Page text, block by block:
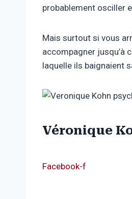
probablement osciller
Mais surtout si vous
accompagner jusqu’à
laquelle ils baignaient
Véronique
Facebook-f